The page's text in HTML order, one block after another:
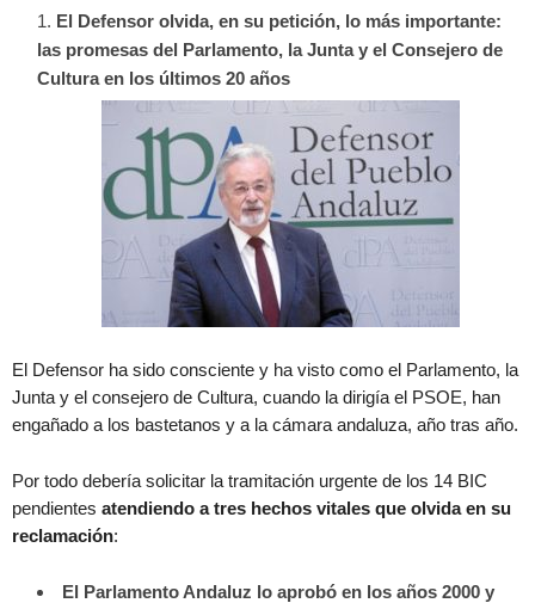
El Defensor olvida, en su petición, lo más importante:
las promesas del Parlamento, la Junta y el Consejero de
Cultura en los últimos 20 años
El Defensor ha sido consciente y ha visto como el Parlamento, la
Junta y el consejero de Cultura, cuando la dirigía el PSOE, han
engañado a los bastetanos y a la cámara andaluza, año tras año.
Por todo debería solicitar la tramitación urgente de los 14 BIC
pendientes atendiendo a tres hechos vitales que olvida en su
reclamación:
El Parlamento Andaluz lo aprobó en los años 2000 y